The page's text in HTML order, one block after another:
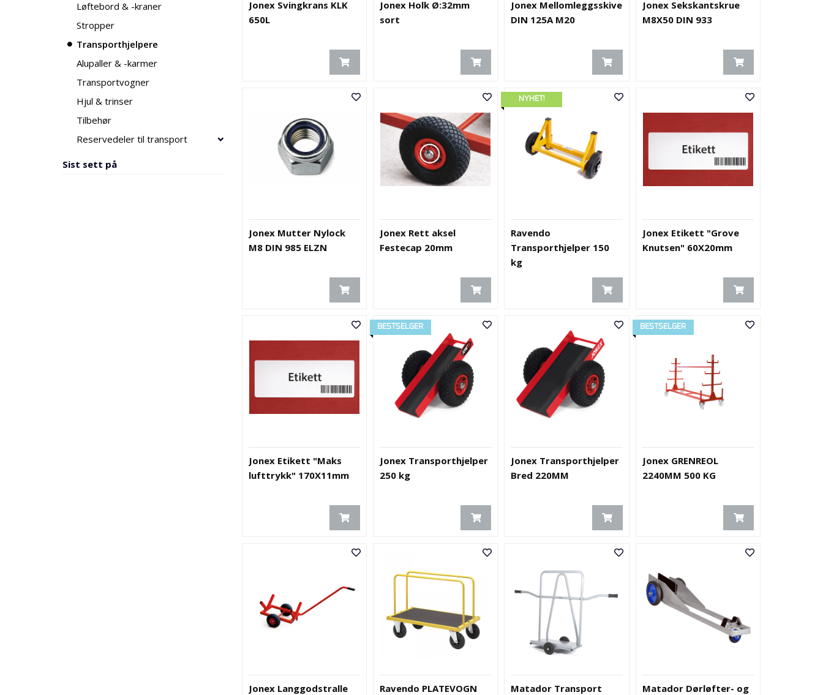
Løftebord & -kraner
Stropper
Transporthjelpere
Alupaller & -karmer
Transportvogner
Hjul & trinser
Tilbehør
Reservedeler til transport
Sist sett på
Jonex Svingkrans KLK
650L
Jonex Holk Ø:32mm
sort
Jonex Mellomleggsskive
DIN 125A M20
Jonex Sekskantskrue
M8X50 DIN 933
Jonex Mutter Nylock
M8 DIN 985 ELZN
Jonex Rett aksel
Festecap 20mm
NYHET!
Ravendo
Transporthjelper 150
kg
Jonex Etikett "Grove
Knutsen" 60X20mm
Jonex Etikett "Maks
lufttrykk" 170X11mm
BESTSELGER
Jonex Transporthjelper
250 kg
Jonex Transporthjelper
Bred 220MM
BESTSELGER
Jonex GRENREOL
2240MM 500 KG
Jonex Langgodstralle
Ravendo PLATEVOGN
Matador Transport
Matador Dørløfter- og